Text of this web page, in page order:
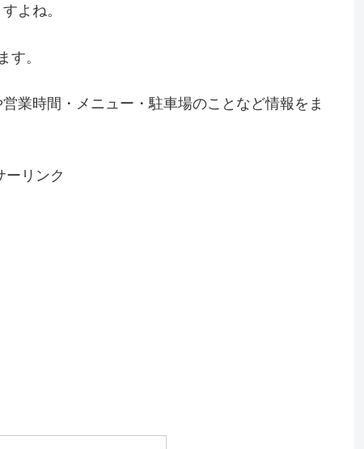
よね。
す。
業時間・メニュー・駐車場のことなど情報をま
ーリンク